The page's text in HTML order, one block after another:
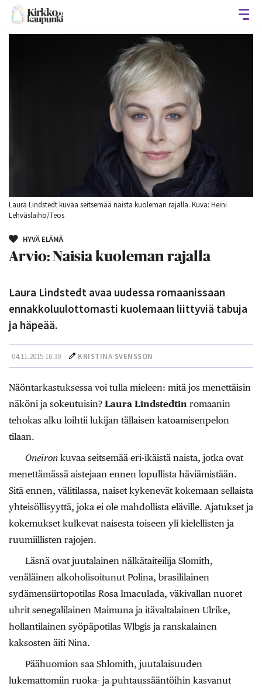
Laura Lindstedt kuvaa seitsemää naista kuoleman rajalla. Kuva: Heini
Lehväslaiho/Teos
HYVÄ ELÄMÄ
Arvio: Naisia kuoleman rajalla
Laura Lindstedt avaa uudessa romaanissaan
ennakkoluulottomasti kuolemaan liittyviä tabuja
ja häpeää.
04.11.2015 16:30 KRISTINA SVENSSON
Näöntarkastuksessa voi tulla mieleen: mitä jos menettäisin
näköni ja sokeutuisin? Laura Lindstedtin romaanin
tehokas alku loihtii lukijan tällaisen katoamisenpelon
tilaan.
Oneiron kuvaa seitsemää eri-ikäistä naista, jotka ovat
menettämässä aistejaan ennen lopullista häviämistään.
Sitä ennen, välitilassa, naiset kykenevät kokemaan sellaista
yhteisöllisyyttä, joka ei ole mahdollista eläville. Ajatukset ja
kokemukset kulkevat naisesta toiseen yli kielellisten ja
ruumiillisten rajojen.
Läsnä ovat juutalainen nälkätaiteilija Slomith,
venäläinen alkoholisoitunut Polina, brasililainen
sydämensiirtopotilas Rosa Imaculada, väkivallan nuoret
uhrit senegalilainen Maimuna ja itävaltalainen Ulrike,
hollantilainen syöpäpotilas Wlbgis ja ranskalainen
kaksosten äiti Nina.
Päähuomion saa Shlomith, juutalaisuuden
lukemattomiin ruoka- ja puhtaussääntöihin kasvanut